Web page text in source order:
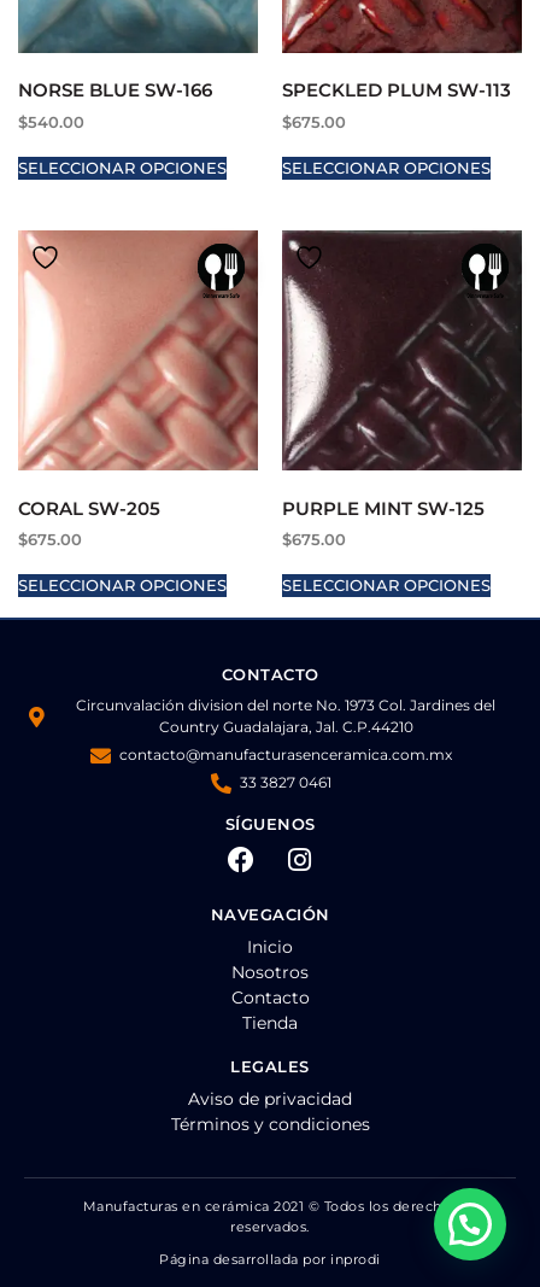
NORSE BLUE SW-166
$540.00
SELECCIONAR OPCIONES
SPECKLED PLUM SW-113
$675.00
SELECCIONAR OPCIONES
CORAL SW-205
$675.00
SELECCIONAR OPCIONES
PURPLE MINT SW-125
$675.00
SELECCIONAR OPCIONES
CONTACTO
Circunvalación division del norte No. 1973 Col. Jardines del
Country Guadalajara, Jal. C.P.44210
contacto@manufacturasenceramica.com.mx
33 3827 0461
SÍGUENOS
NAVEGACIÓN
Inicio
Nosotros
Contacto
Tienda
LEGALES
Aviso de privacidad
Términos y condiciones
Manufacturas en cerámica 2021 © Todos los derechos
reservados.
Página desarrollada por inprodi